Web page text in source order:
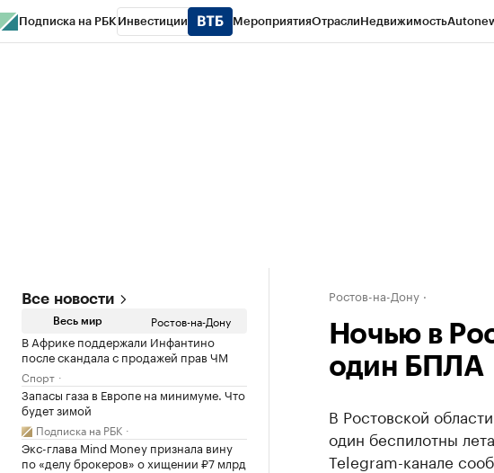
Подписка на РБК Инвестиции МероприятияОтраслиНедвижимость
Все новости
Весь мир Ростов-на-Дону
В Африке поддержали Инфантино
после скандала с продажей прав ЧМ
Спорт
Запасы газа в Европе на минимуме. Что
будет зимой
Подписка на РБК
Экс-глава Mind Money признала вину
по «делу брокеров» о хищении ₽7 млрд
Ростов-на-Дону
Ночью в
один БПЛА
В Ростовской
один беспилотны
Telegram-канале